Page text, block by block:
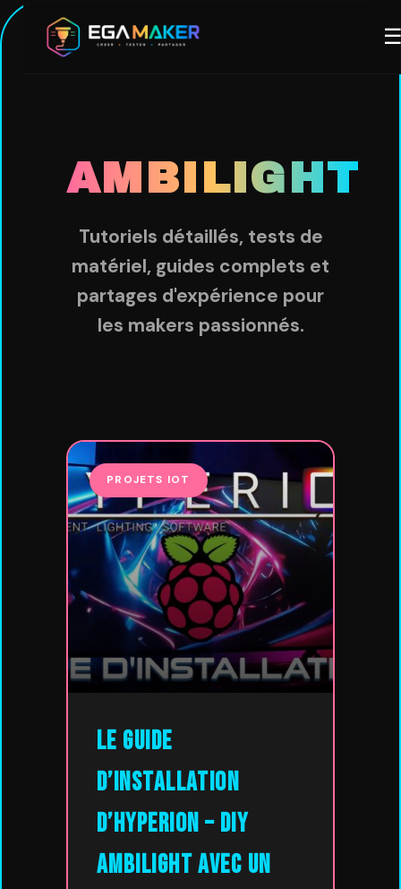
Aller
AMBILIGHT
Tutoriels détaillés, tests de
matériel, guides complets et
partages d'expérience pour
les makers passionnés.
PROJETS IOT
Le guide
d’installation
d’Hyperion – DIY
Ambilight avec un